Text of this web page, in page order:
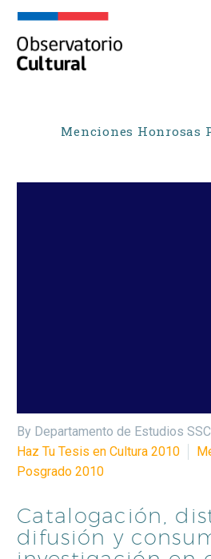
Menciones Honrosas
By Departamento de Estudios
Haz Tu Tesis en Cultura 2010
Posgrado 2010
Catalogación,
difusión y